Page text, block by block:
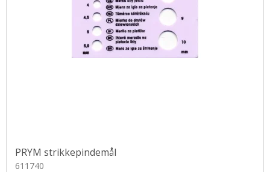
PRYM strikkepindemål
611740